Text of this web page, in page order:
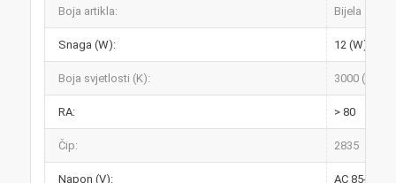
Boja artikla: Bijela
Snaga (W): 12 (W)
Boja svjetlosti (K): 3000 (K)
RA: > 80
Čip: 2835
Napon (V): AC 85-